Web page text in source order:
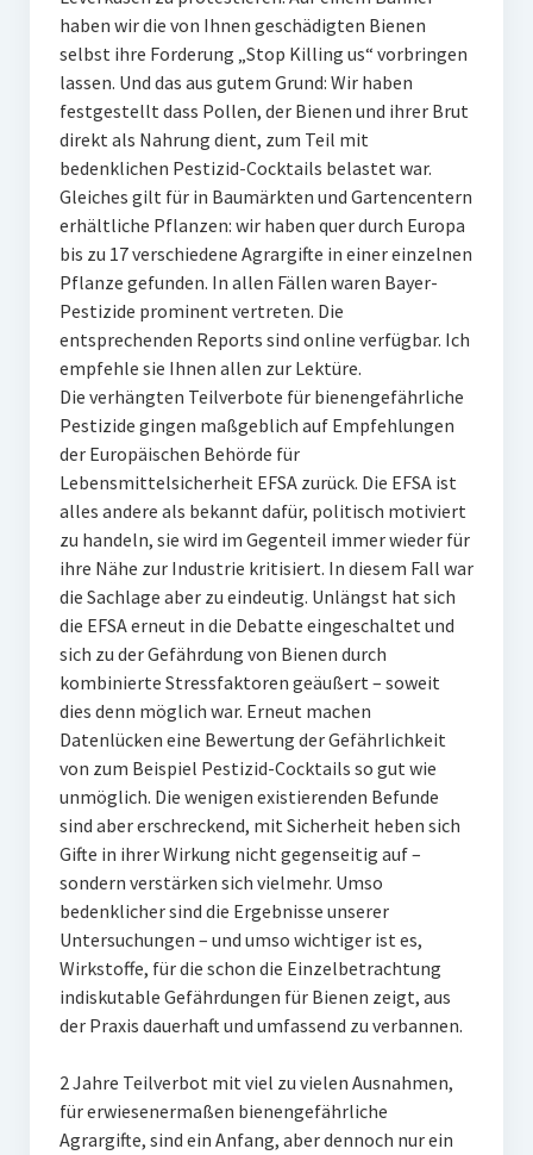
haben wir die von Ihnen geschädigten Bienen
selbst ihre Forderung „Stop Killing us“ vorbringen
lassen. Und das aus gutem Grund: Wir haben
festgestellt dass Pollen, der Bienen und ihrer Brut
direkt als Nahrung dient, zum Teil mit
bedenklichen Pestizid-Cocktails belastet war.
Gleiches gilt für in Baumärkten und Gartencentern
erhältliche Pflanzen: wir haben quer durch Europa
bis zu 17 verschiedene Agrargifte in einer einzelnen
Pflanze gefunden. In allen Fällen waren Bayer-
Pestizide prominent vertreten. Die
entsprechenden Reports sind online verfügbar. Ich
empfehle sie Ihnen allen zur Lektüre.
Die verhängten Teilverbote für bienengefährliche
Pestizide gingen maßgeblich auf Empfehlungen
der Europäischen Behörde für
Lebensmittelsicherheit EFSA zurück. Die EFSA ist
alles andere als bekannt dafür, politisch motiviert
zu handeln, sie wird im Gegenteil immer wieder für
ihre Nähe zur Industrie kritisiert. In diesem Fall war
die Sachlage aber zu eindeutig. Unlängst hat sich
die EFSA erneut in die Debatte eingeschaltet und
sich zu der Gefährdung von Bienen durch
kombinierte Stressfaktoren geäußert – soweit
dies denn möglich war. Erneut machen
Datenlücken eine Bewertung der Gefährlichkeit
von zum Beispiel Pestizid-Cocktails so gut wie
unmöglich. Die wenigen existierenden Befunde
sind aber erschreckend, mit Sicherheit heben sich
Gifte in ihrer Wirkung nicht gegenseitig auf –
sondern verstärken sich vielmehr. Umso
bedenklicher sind die Ergebnisse unserer
Untersuchungen – und umso wichtiger ist es,
Wirkstoffe, für die schon die Einzelbetrachtung
indiskutable Gefährdungen für Bienen zeigt, aus
der Praxis dauerhaft und umfassend zu verbannen.
2 Jahre Teilverbot mit viel zu vielen Ausnahmen,
für erwiesenermaßen bienengefährliche
Agrargifte, sind ein Anfang, aber dennoch nur ein